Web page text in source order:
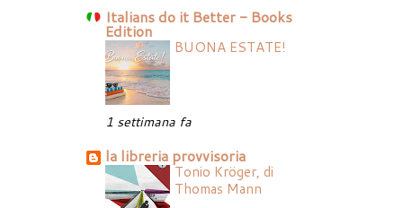
Italians do it Better - Books
Edition
BUONA ESTATE!
1 settimana fa
la libreria provvisoria
Tonio Kröger, di
Thomas Mann